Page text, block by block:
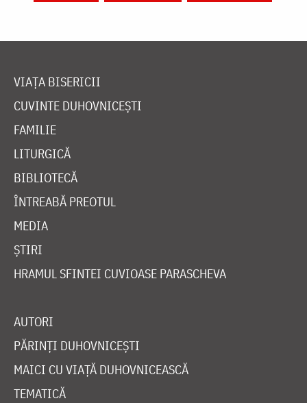
VIAȚA BISERICII
CUVINTE DUHOVNICEȘTI
FAMILIE
LITURGICĂ
BIBLIOTECĂ
ÎNTREABĂ PREOTUL
MEDIA
ȘTIRI
HRAMUL SFINTEI CUVIOASE PARASCHEVA
AUTORI
PĂRINȚI DUHOVNICEȘTI
MAICI CU VIAȚĂ DUHOVNICEASCĂ
TEMATICĂ